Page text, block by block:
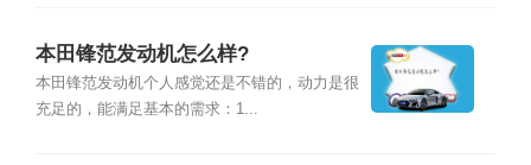
本田锋范发动机怎么样?
本田锋范发动机个人感觉还是不错的，动力是很
充足的，能满足基本的需求：1...